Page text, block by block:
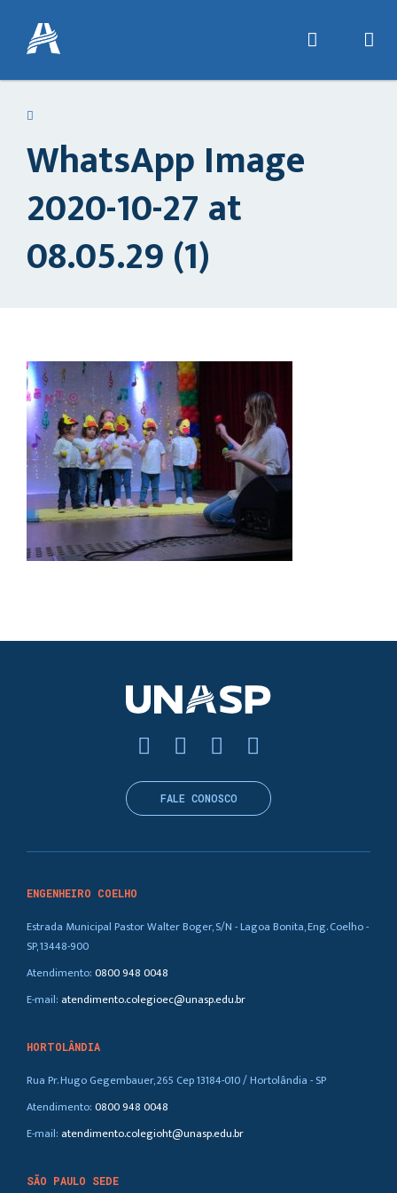
WhatsApp Image
2020-10-27 at
08.05.29 (1)
ENGENHEIRO COELHO
Estrada Municipal Pastor Walter Boger, S/N - Lagoa Bonita, Eng. Coelho -
SP, 13448-900
Atendimento:0800 948 0048
E-mail: atendimento.colegioec@unasp.edu.br
HORTOLÂNDIA
Rua Pr. Hugo Gegembauer, 265 Cep 13184-010 / Hortolândia - SP
Atendimento:0800 948 0048
E-mail: atendimento.colegioht@unasp.edu.br
SÃO PAULO SEDE
FALE CONOSCO